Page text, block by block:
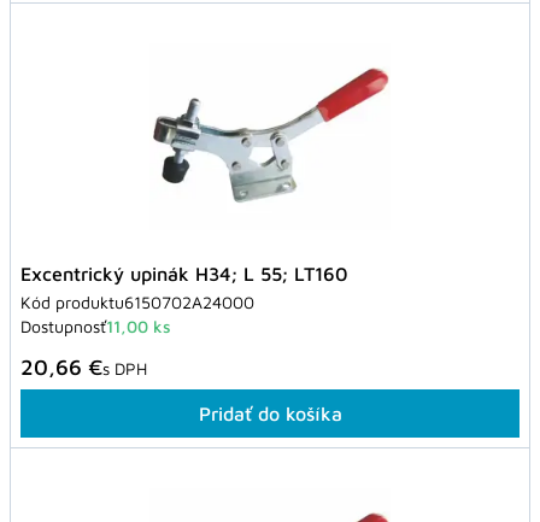
Excentrický upinák H34; L 55; LT160
Kód produktu6150702A24000
Dostupnosť11,00 ks
20,66 €s DPH
Pridať do košíka